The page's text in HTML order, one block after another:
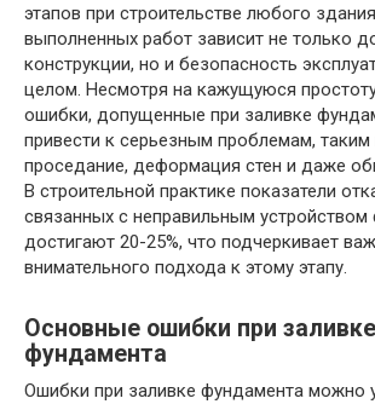
этапов при строительстве любого
выполненных работ зависит не только
конструкции, но и безопасность
целом. Несмотря на кажущуюся
ошибки, допущенные при заливке
привести к серьезным проблемам,
проседание, деформация стен и даже
В строительной практике показатели
связанных с неправильным устройством
достигают 20-25%, что подчеркивает
внимательного подхода к этому этапу.
Основные ошибки при заливке
фундамента
Ошибки при заливке фундамента можно